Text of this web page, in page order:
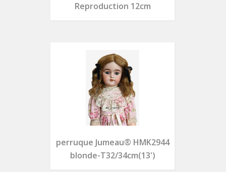
Reproduction 12cm
perruque Jumeau® HMK2944
blonde-T32/34cm(13')